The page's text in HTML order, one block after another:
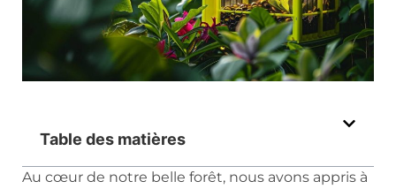
Table des matières
Au cœur de notre belle forêt, nous avons appris à